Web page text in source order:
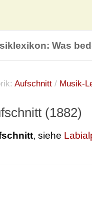
Was
Aufschnitt / Musik-
(1882)
, siehe